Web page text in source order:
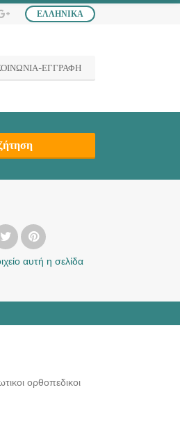
ΕΛΛΗΝΙΚΆ
ΕΓΓΡΑΦΗ
αυτή η σελίδα
ορθοπεδικοι